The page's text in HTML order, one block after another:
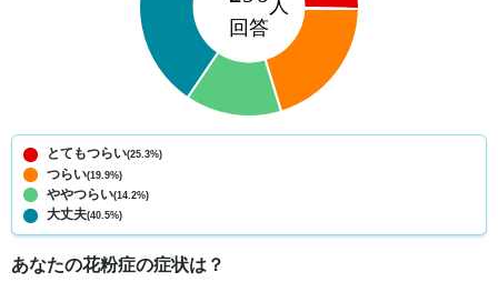
とてもつらい(25.3%)
つらい(19.9%)
ややつらい(14.2%)
大丈夫(40.5%)
あなたの花粉症の症状は？